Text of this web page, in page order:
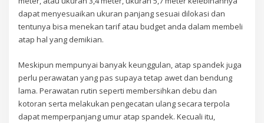
dapat menyesuaikan ukuran panjang sesuai dilokasi dan
tentunya bisa menekan tarif atau budget anda dalam membeli
atap hal yang demikian.
Meskipun mempunyai banyak keunggulan, atap spandek juga
perlu perawatan yang pas supaya tetap awet dan bendung
lama. Perawatan rutin seperti membersihkan debu dan
kotoran serta melakukan pengecatan ulang secara terpola
dapat memperpanjang umur atap spandek. Kecuali itu,